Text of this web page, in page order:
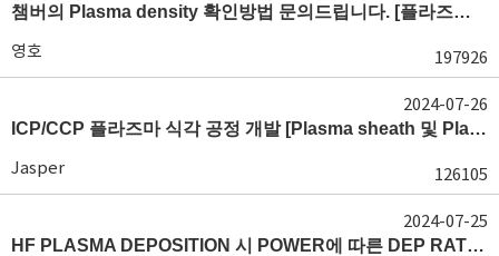
챔버의 Plasma density 확인방법 문의드립니다. [플라즈마 모니터링, OES, LP]
영호 197926
ICP/CCP 플라즈마 식각 공정 개발 [Plasma sheath 및 Plasma generation]
Jasper 126105
2024-07-26
HF PLASMA DEPOSITION 시 POWER에 따른 DEP RATE 변화 [장비 플라즈마, Rate constant]
2024-07-25